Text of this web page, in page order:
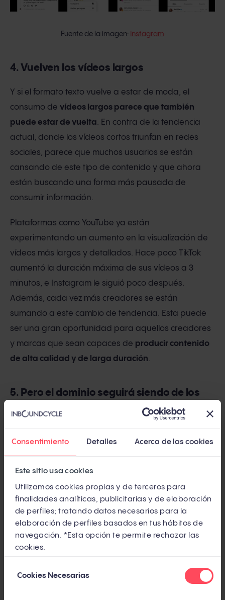
Consentimiento Detalles Acerca de las cookies
Este sitio usa cookies
Utilizamos cookies propias y de terceros para
finalidades analíticas, publicitarias y de elaboración
de perfiles; tratando datos necesarios para la
elaboración de perfiles basados en tus hábitos de
navegación. *Esta opción te permite rechazar las
cookies.
deCookies Necesarias
Fuente de la imagen: Instagram
4. Vuelven los vídeos largos
Y si el formato texto vuelve a estar de moda, el
consumo de vídeos largos parece que también
puede estar de vuelta. En contra de la tendencia
actual, donde los vídeos cortos triunfan en redes
sociales, parece que muchos usuarios se están
cansando de este tipo de contenido y que ahora
están buscando una forma más pausada de
consumir información.
Plataformas como YouTube ya están
experimentando un aumento en la visualización de
vídeos más largos y detallados. Hace poco TikTok
aumentó la duración máxima de sus vídeos a 3
minutos, e Instagram le siguió poco después.
Además, cada vez más creadores se están
sumando a este cambio de tendencia. Esta puede
ser una gran oportunidad para aquellos creadores
y marcas que sean capaces de producir contenido
de alta calidad y de larga duración.
5. Pero el dominio seguirá siendo de los
será una de las tendencias de redes sociales para
y en formato vertical. Instagram Reels y TikTok han
sido los grandes protagonistas de 2023, y no parece
que este formato vaya a sufrir cambios bruscos
durante el próximo año.
Es más, YouTube Shorts, los vídeos cortos de
crecimiento notable. El